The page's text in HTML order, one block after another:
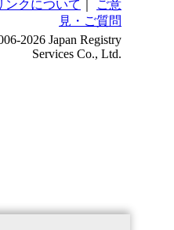
ンクについて
ご意
見・ご質問
2026 Japan Registry
Services Co., Ltd.